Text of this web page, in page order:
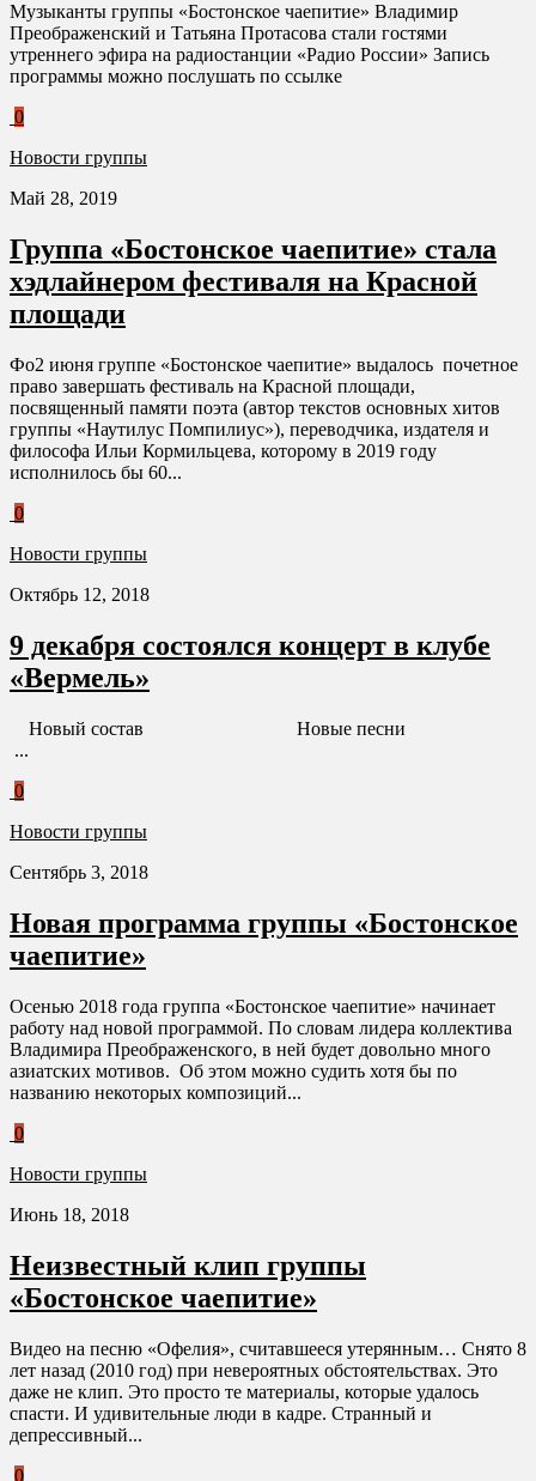
Музыканты группы «Бостонское чаепитие» Владимир
Преображенский и Татьяна Протасова стали гостями
утреннего эфира на радиостанции «Радио России» Запись
программы можно послушать по ссылке
0
Новости группы
Май 28, 2019
Группа «Бостонское чаепитие» стала
хэдлайнером фестиваля на Красной
площади
Фо2 июня группе «Бостонское чаепитие» выдалось почетное
право завершать фестиваль на Красной площади,
посвященный памяти поэта (автор текстов основных хитов
группы «Наутилус Помпилиус»), переводчика, издателя и
философа Ильи Кормильцева, которому в 2019 году
исполнилось бы 60...
0
Новости группы
Октябрь 12, 2018
9 декабря состоялся концерт в клубе
«Вермель»
Новый состав Новые песни
...
0
Новости группы
Сентябрь 3, 2018
Новая программа группы «Бостонское
чаепитие»
Осенью 2018 года группа «Бостонское чаепитие» начинает
работу над новой программой. По словам лидера коллектива
Владимира Преображенского, в ней будет довольно много
азиатских мотивов. Об этом можно судить хотя бы по
названию некоторых композиций...
0
Новости группы
Июнь 18, 2018
Неизвестный клип группы
«Бостонское чаепитие»
Видео на песню «Офелия», считавшееся утерянным… Снято 8
лет назад (2010 год) при невероятных обстоятельствах. Это
даже не клип. Это просто те материалы, которые удалось
спасти. И удивительные люди в кадре. Странный и
депрессивный...
0